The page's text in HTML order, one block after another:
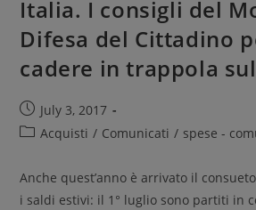
Italia. I consigli del
Difesa del Cittadino
cadere in trappola
July 3, 2017
Acquisti / Comunicati / spese -
Anche quest’anno è arrivato il
i saldi estivi: il 1° luglio sono partiti in